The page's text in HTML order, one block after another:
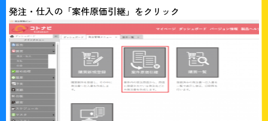
発注・仕入の「案件原価引継」をクリック